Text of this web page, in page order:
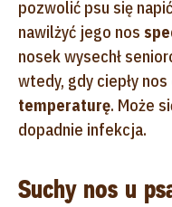
pozwolić psu się
nawilżyć jego nos
nosek wysechł
wtedy, gdy ciepły
temperaturę. Może
dopadnie infekcja.
Suchy nos u